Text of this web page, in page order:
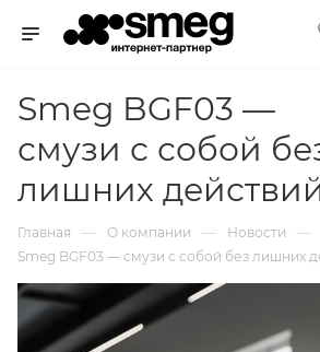
Smeg BGF03 —
смузи с собой
лишних
Главная — О компании — Новости —
Smeg BGF03 — смузи с собой без лишних